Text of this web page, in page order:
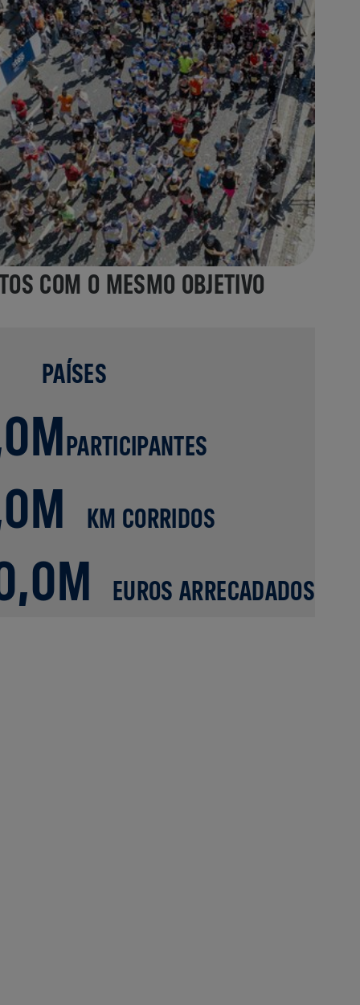
COM O MESMO OBJETIVO
PAÍSES
PARTICIPANTES
KM CORRIDOS
EUROS ARRECADADOS